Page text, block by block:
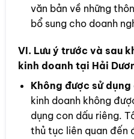
văn bản về những
bổ sung cho doanh
VI. Lưu ý trước và sau
kinh doanh tại Hải
Không được sử
kinh doanh không
dụng con dấu riêng.
thủ tục liên quan đến